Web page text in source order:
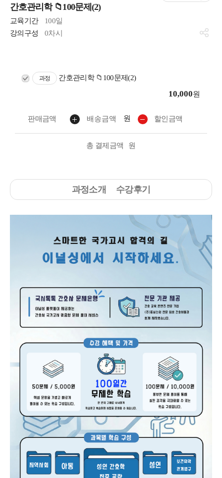
간호관리학 📁100문제(2)
교육기간
100일
강의구성
0차시
과정 간호관리학 📁100문제(2)
10,000원
판매금액 배송금액 원 할인금액
총 결제금액 원
과정소개 수강후기